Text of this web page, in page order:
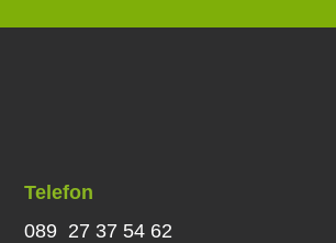
Telefon
089 27 37 54 62